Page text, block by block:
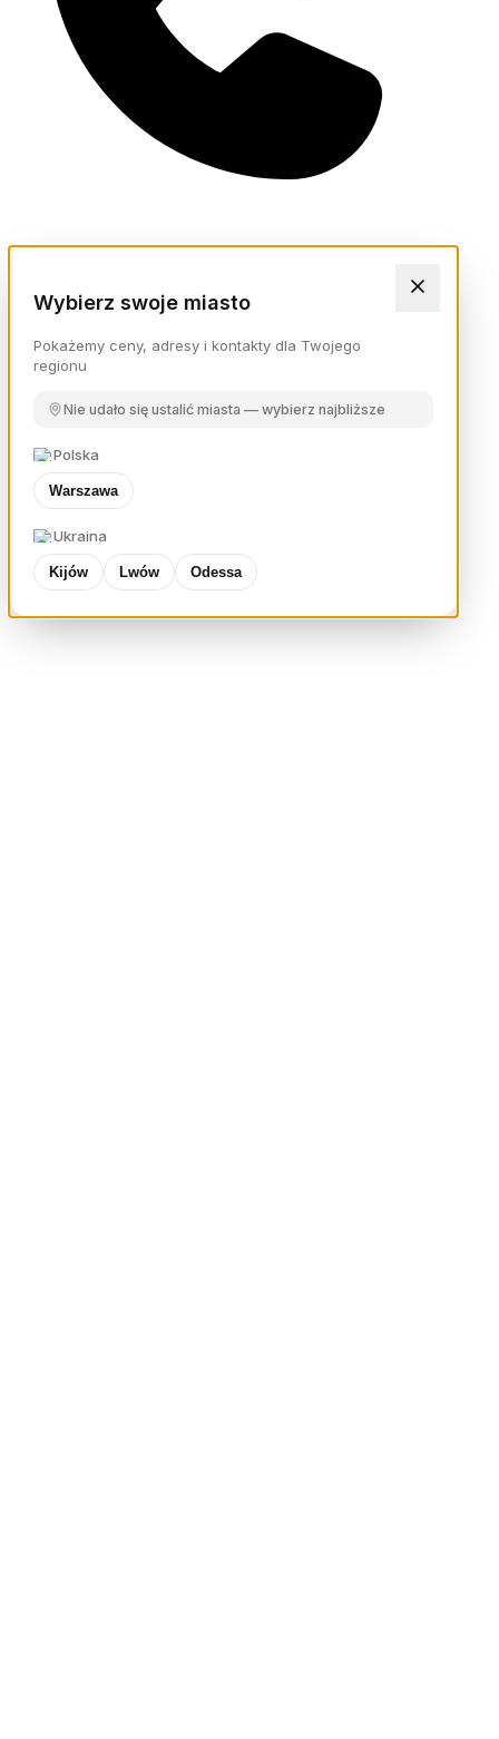
Wybierz swoje miasto
Pokażemy ceny, adresy i kontakty dla Twojego
regionu
Nie udało się ustalić miasta — wybierz najbliższe
Polska
Warszawa
Ukraina
Kijów Lwów Odessa